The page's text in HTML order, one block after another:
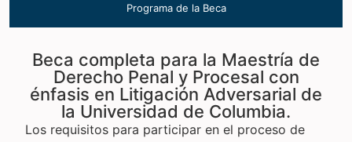
Programa de la Beca
Beca completa para la Maestría de
Derecho Penal y Procesal con
énfasis en Litigación Adversarial de
la Universidad de Columbia.
Los requisitos para participar en el proceso de